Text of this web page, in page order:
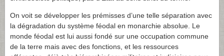
On voit se développer les prémisses d’une telle séparation avec
la dégradation du système féodal en monarchie absolue. Le
monde féodal est lui aussi fondé sur une occupation commune
de la terre mais avec des fonctions, et les ressources